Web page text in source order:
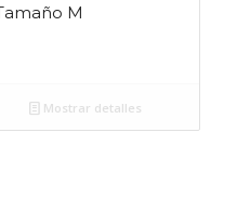
M
Mostrar detalles